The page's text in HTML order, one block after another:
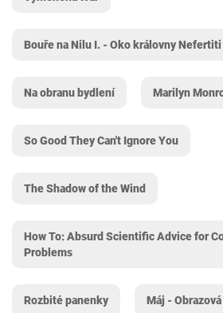
Bouře na Nilu I. - Oko královny Nefertiti
Na obranu bydlení Marilyn
So Good They Can't Ignore You
The Shadow of the Wind
How To: Absurd Scientific Advice for
Problems
Rozbité panenky Máj -